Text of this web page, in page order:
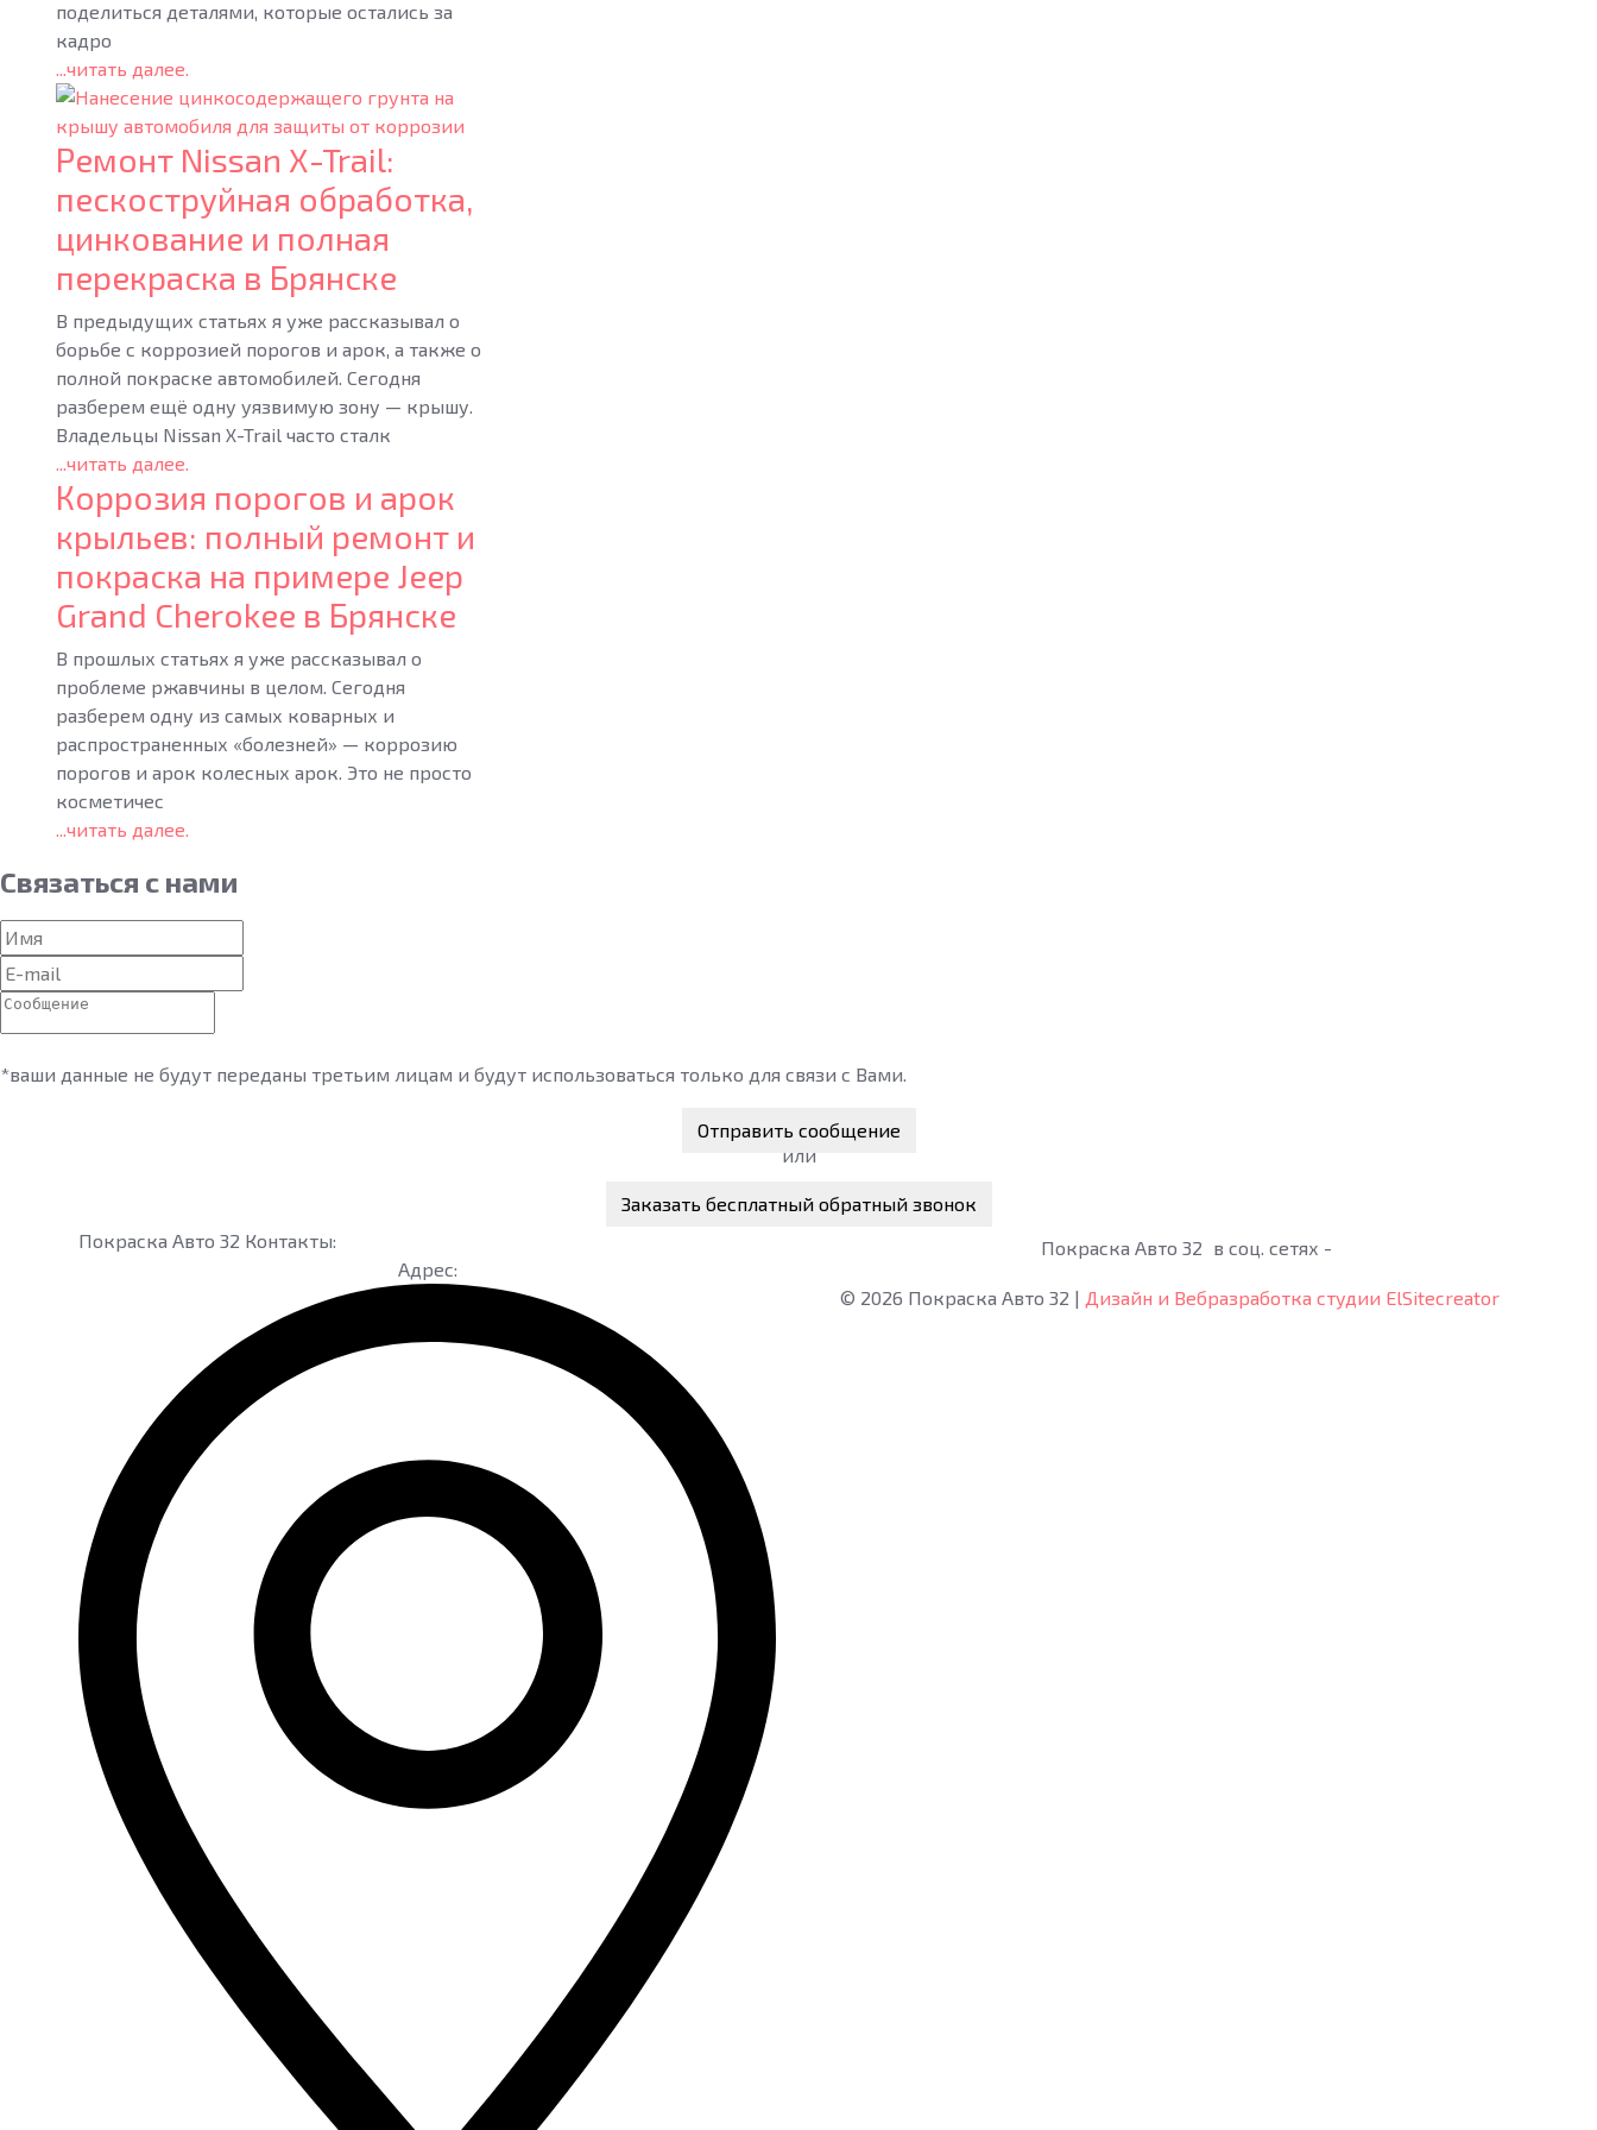
поделиться деталями, которые остались за
кадро
...читать далее.
Ремонт Nissan X-Trail:
пескоструйная обработка,
цинкование и полная
перекраска в Брянске
В предыдущих статьях я уже рассказывал о
борьбе с коррозией порогов и арок, а также о
полной покраске автомобилей. Сегодня
разберем ещё одну уязвимую зону — крышу.
Владельцы Nissan X-Trail часто сталк
...читать далее.
Коррозия порогов и арок
крыльев: полный ремонт и
покраска на примере Jeep
Grand Cherokee в Брянске
В прошлых статьях я уже рассказывал о
проблеме ржавчины в целом. Сегодня
разберем одну из самых коварных и
распространенных «болезней» — коррозию
порогов и арок колесных арок. Это не просто
косметичес
...читать далее.
Связаться с нами
*ваши данные не будут переданы третьим лицам и будут использоваться только для связи с Вами.
Отправить сообщение
или
Заказать бесплатный обратный звонок
Покраска Авто 32 Контакты:
Адрес:
Покраска Авто 32 в соц. сетях -
© 2026 Покраска Авто 32 | Дизайн и Вебразработка студии ElSitecreator